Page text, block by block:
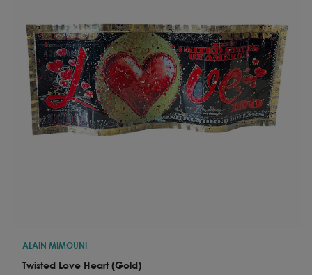
ALAIN MIMOUNI
Twisted Love Heart (Gold)